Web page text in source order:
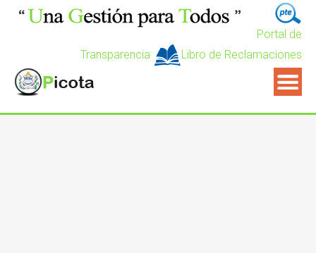
Portal de
Transparencia
Libro de Reclamaciones